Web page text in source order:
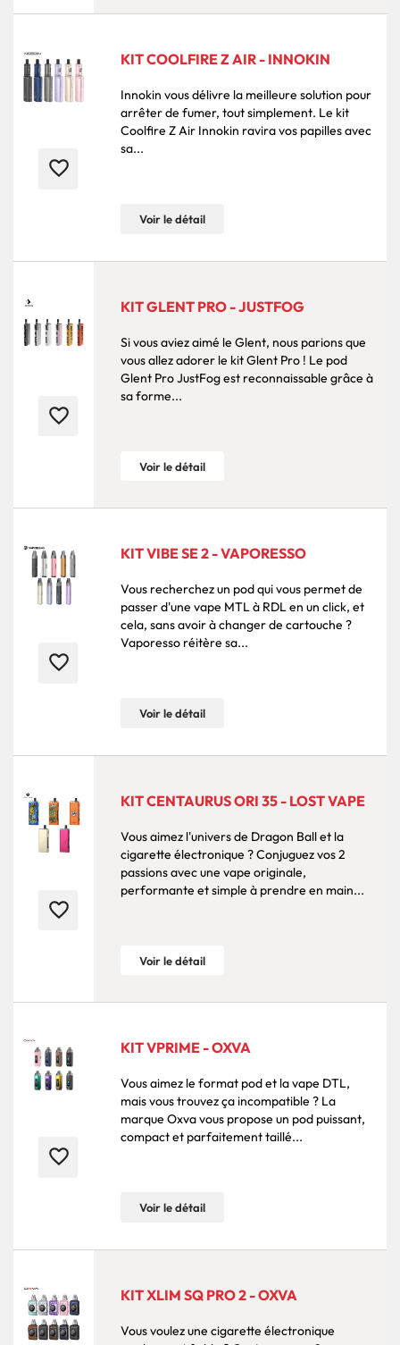
favorite_border
KIT COOLFIRE Z AIR - INNOKIN
Innokin vous délivre la meilleure solution pour
arrêter de fumer, tout simplement. Le kit
Coolfire Z Air Innokin ravira vos papilles avec
sa...
Voir le détail
favorite_border
KIT GLENT PRO - JUSTFOG
Si vous aviez aimé le Glent, nous parions que
vous allez adorer le kit Glent Pro ! Le pod
Glent Pro JustFog est reconnaissable grâce à
sa forme...
Voir le détail
favorite_border
KIT VIBE SE 2 - VAPORESSO
Vous recherchez un pod qui vous permet de
passer d'une vape MTL à RDL en un click, et
cela, sans avoir à changer de cartouche ?
Vaporesso réitère sa...
Voir le détail
favorite_border
KIT CENTAURUS ORI 35 - LOST VAPE
Vous aimez l'univers de Dragon Ball et la
cigarette électronique ? Conjuguez vos 2
passions avec une vape originale,
performante et simple à prendre en main...
Voir le détail
favorite_border
KIT VPRIME - OXVA
Vous aimez le format pod et la vape DTL,
mais vous trouvez ça incompatible ? La
marque Oxva vous propose un pod puissant,
compact et parfaitement taillé...
Voir le détail
KIT XLIM SQ PRO 2 - OXVA
Vous voulez une cigarette électronique